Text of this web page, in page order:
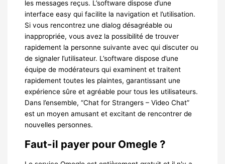
les messages reçus. L’software dispose d’une
interface easy qui facilite la navigation et l’utilisation.
Si vous rencontrez une dialog désagréable ou
inappropriée, vous avez la possibilité de trouver
rapidement la personne suivante avec qui discuter ou
de signaler l’utilisateur. L’software dispose d’une
équipe de modérateurs qui examinent et traitent
rapidement toutes les plaintes, garantissant une
expérience sûre et agréable pour tous les utilisateurs.
Dans l’ensemble, “Chat for Strangers – Video Chat”
est un moyen amusant et excitant de rencontrer de
nouvelles personnes.
Faut-il payer pour Omegle ?